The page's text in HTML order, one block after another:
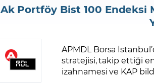
Ak Portföy Bist 100 Endeksi
APMDL Borsa
stratejisi, takip ettiği
izahnamesi ve KAP